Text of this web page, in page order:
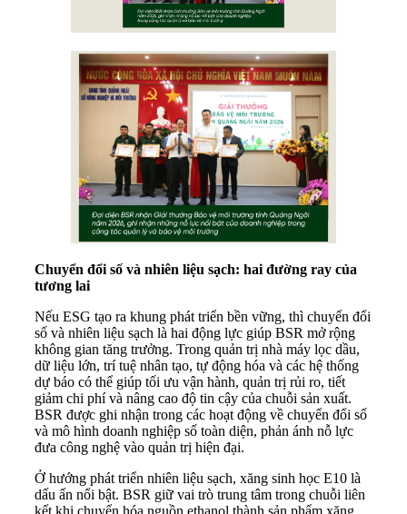
Chuyển đổi số và nhiên liệu sạch: hai đường ray của
tương lai
Nếu ESG tạo ra khung phát triển bền vững, thì chuyển đổi
số và nhiên liệu sạch là hai động lực giúp BSR mở rộng
không gian tăng trưởng. Trong quản trị nhà máy lọc dầu,
dữ liệu lớn, trí tuệ nhân tạo, tự động hóa và các hệ thống
dự báo có thể giúp tối ưu vận hành, quản trị rủi ro, tiết
giảm chi phí và nâng cao độ tin cậy của chuỗi sản xuất.
BSR được ghi nhận trong các hoạt động về chuyển đổi số
và mô hình doanh nghiệp số toàn diện, phản ánh nỗ lực
đưa công nghệ vào quản trị hiện đại.
Ở hướng phát triển nhiên liệu sạch, xăng sinh học E10 là
dấu ấn nổi bật. BSR giữ vai trò trung tâm trong chuỗi liên